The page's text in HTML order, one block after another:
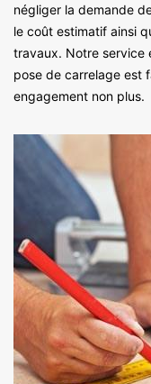
négliger la demande
le coût estimatif ainsi
travaux. Notre service
pose de carrelage est
engagement non plus.